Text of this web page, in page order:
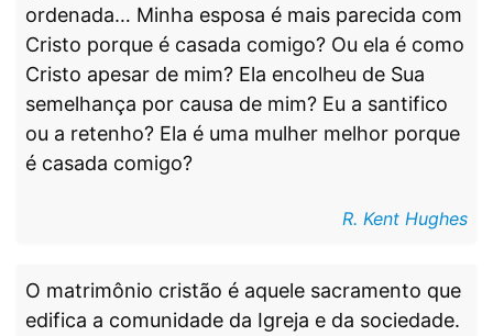
ordenada… Minha esposa é mais parecida com
Cristo porque é casada comigo? Ou ela é como
Cristo apesar de mim? Ela encolheu de Sua
semelhança por causa de mim? Eu a santifico
ou a retenho? Ela é uma mulher melhor porque
é casada comigo?
R. Kent Hughes
O matrimônio cristão é aquele sacramento que
edifica a comunidade da Igreja e da sociedade.